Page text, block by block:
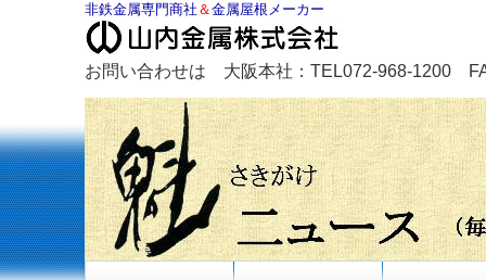
非鉄金属専門商社 ＆金属屋根メーカー
お問い合わせは 大阪本社：TEL072-968-1200